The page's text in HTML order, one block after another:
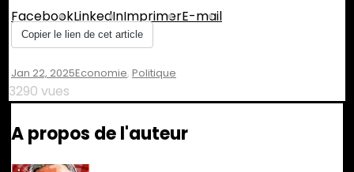
FacebookLinkedInImprimerE-mail
Copier le lien de cet article
Jan 22, 2025Economie, Politique
3290 vues
A propos de l'auteur